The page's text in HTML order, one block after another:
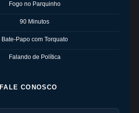
Fogo no Parquinho
90 Minutos
Bate-Papo com Torquato
Falando de Política
FALE CONOSCO